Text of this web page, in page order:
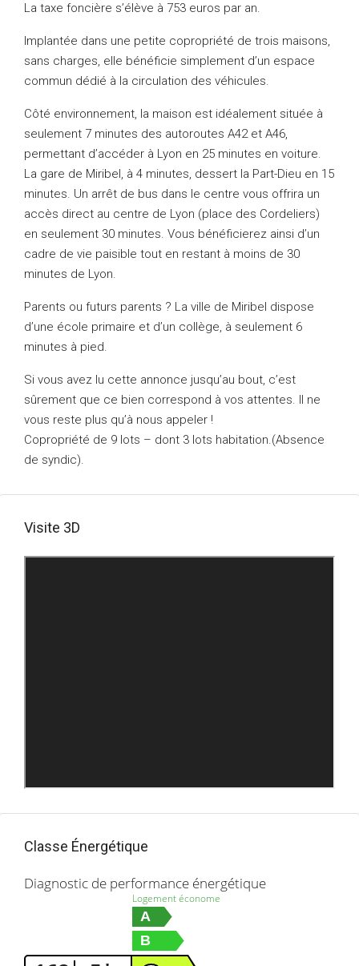
La taxe foncière s’élève à 753 euros par an.
Implantée dans une petite copropriété de trois maisons,
sans charges, elle bénéficie simplement d’un espace
commun dédié à la circulation des véhicules.
Côté environnement, la maison est idéalement située à
seulement 7 minutes des autoroutes A42 et A46,
permettant d’accéder à Lyon en 25 minutes en voiture.
La gare de Miribel, à 4 minutes, dessert la Part-Dieu en 15
minutes. Un arrêt de bus dans le centre vous offrira un
accès direct au centre de Lyon (place des Cordeliers)
en seulement 30 minutes. Vous bénéficierez ainsi d’un
cadre de vie paisible tout en restant à moins de 30
minutes de Lyon.
Parents ou futurs parents ? La ville de Miribel dispose
d’une école primaire et d’un collège, à seulement 6
minutes à pied.
Si vous avez lu cette annonce jusqu’au bout, c’est
sûrement que ce bien correspond à vos attentes. Il ne
vous reste plus qu’à nous appeler !
Copropriété de 9 lots – dont 3 lots habitation.(Absence
de syndic).
Visite 3D
Classe Énergétique
Diagnostic de performance énergétique
Logement économe
A
B